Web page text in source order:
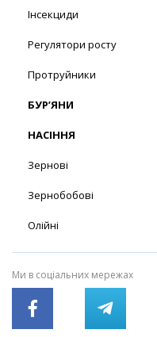
Інсекциди
Регулятори росту
Протруйники
БУР’ЯНИ
НАСІННЯ
Зернові
Зернобобові
Олійні
Ми в соціальних мережах